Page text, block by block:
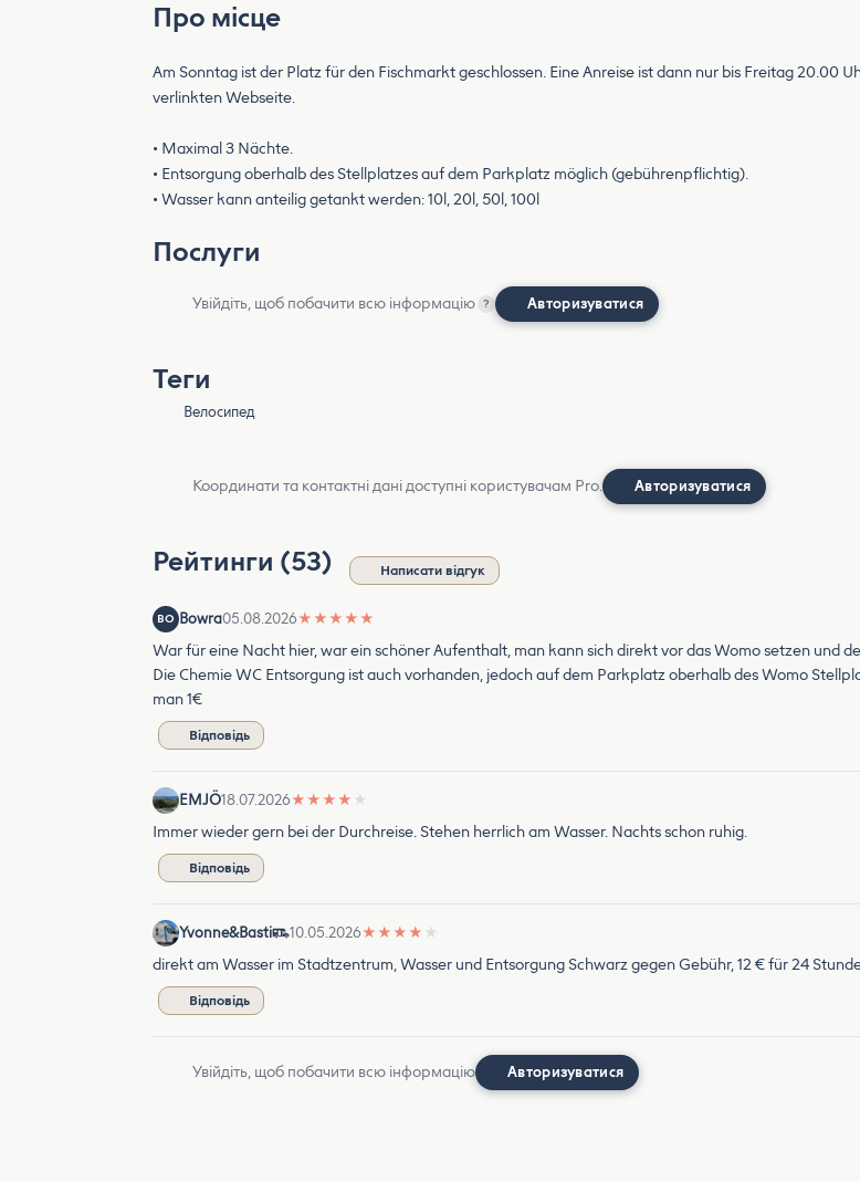
Про місце
Am Sonntag ist der Platz für den Fischmarkt geschlossen. Eine Anreise ist dann nur bis Freitag 20.00
verlinkten Webseite.
• Maximal 3 Nächte.
• Entsorgung oberhalb des Stellplatzes auf dem Parkplatz möglich (gebührenpflichtig).
• Wasser kann anteilig getankt werden: 10l, 20l, 50l, 100l
Послуги
Увійдіть, щоб побачити всю інформацію ? Авторизуватися
Теги
Велосипед
Координати та контактні дані доступні користувачам Pro. Авторизуватися
Рейтинги (53) Написати відгук
BO Bowra05.08.2026★ ★ ★ ★ ★
War für eine Nacht hier, war ein schöner Aufenthalt, man kann sich direkt vor das Womo setzen und
Die Chemie WC Entsorgung ist auch vorhanden, jedoch auf dem Parkplatz oberhalb des Womo
man 1€
Відповідь
EMJÖ18.07.2026★ ★ ★ ★ ★
Immer wieder gern bei der Durchreise. Stehen herrlich am Wasser. Nachts schon ruhig.
Відповідь
Yvonne&Basti 10.05.2026★ ★ ★ ★ ★
direkt am Wasser im Stadtzentrum, Wasser und Entsorgung Schwarz gegen Gebühr, 12 € für 24
Відповідь
Увійдіть, щоб побачити всю інформацію Авторизуватися